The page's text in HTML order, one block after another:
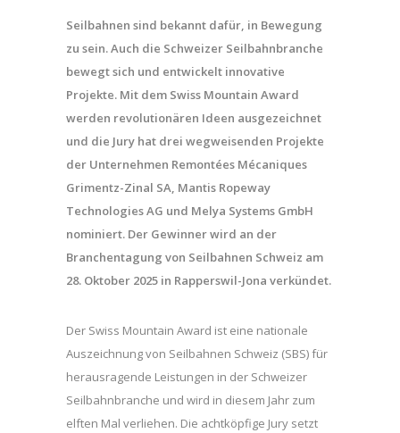
Seilbahnen sind bekannt dafür, in Bewegung
zu sein. Auch die Schweizer Seilbahnbranche
bewegt sich und entwickelt innovative
Projekte. Mit dem Swiss Mountain Award
werden revolutionären Ideen ausgezeichnet
und die Jury hat drei wegweisenden Projekte
der Unternehmen Remontées Mécaniques
Grimentz-Zinal SA, Mantis Ropeway
Technologies AG und Melya Systems GmbH
nominiert. Der Gewinner wird an der
Branchentagung von Seilbahnen Schweiz am
28. Oktober 2025 in Rapperswil-Jona verkündet.
Der Swiss Mountain Award ist eine nationale
Auszeichnung von Seilbahnen Schweiz (SBS) für
herausragende Leistungen in der Schweizer
Seilbahnbranche und wird in diesem Jahr zum
elften Mal verliehen. Die achtköpfige Jury setzt